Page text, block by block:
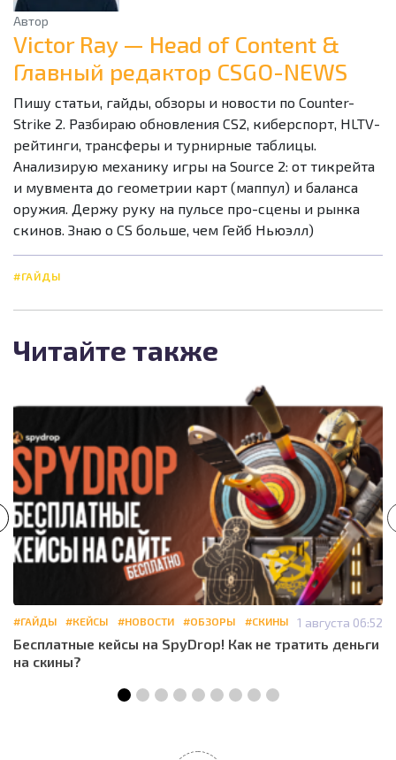
Автор
Victor Ray — Head of Content &
Главный редактор CSGO-NEWS
Пишу статьи, гайды, обзоры и новости по Counter-
Strike 2. Разбираю обновления CS2, киберспорт, HLTV-
рейтинги, трансферы и турнирные таблицы.
Анализирую механику игры на Source 2: от тикрейта
и мувмента до геометрии карт (маппул) и баланса
оружия. Держу руку на пульсе про-сцены и рынка
скинов. Знаю о CS больше, чем Гейб Ньюэлл)
#ГАЙДЫ
Читайте также
#ГАЙДЫ #КЕЙСЫ #НОВОСТИ #ОБЗОРЫ #СКИНЫ 1 августа 06:52
Бесплатные кейсы на SpyDrop! Как не тратить деньги
на скины?